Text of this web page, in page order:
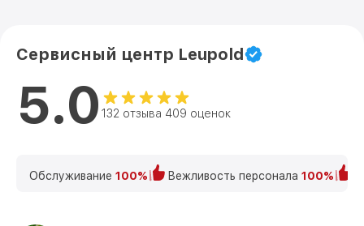
Сервисный центр Leupold
5.0 132 отзыва 409 оценок
Обслуживание 100% Вежливость персонала 100%